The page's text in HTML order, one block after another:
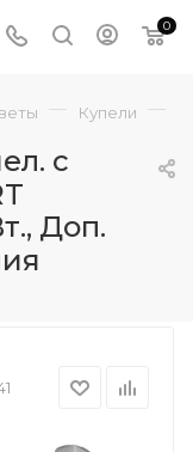
0
— Купели —
с
Доп.